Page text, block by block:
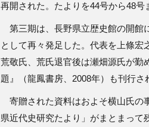
再開された。たよりを44号から48号
第三期は、長野県立歴史館の開館
として再々発足した。代表を上條宏
荒敬氏、荒氏退官後は瀬畑源氏が勤
題』（龍鳳書房、 2008年）も刊行さ
寄贈された資料はおよそ横山氏の
県近代史研究たより」がまとまって